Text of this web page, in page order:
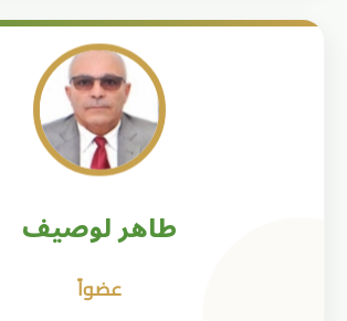
طاهر لوصيف
عضواً